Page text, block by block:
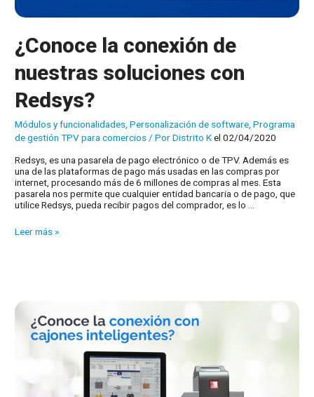
¿Conoce la conexión de
nuestras soluciones con
Redsys?
Módulos y funcionalidades ,Personalización de software ,Programa
de gestión TPV para comercios / PorDistrito Kel 02/04/2020
Redsys, es una pasarela de pago electrónico o de TPV. Además es
una de las plataformas de pago más usadas en las compras por
internet, procesando más de 6 millones de compras al mes. Esta
pasarela nos permite que cualquier entidad bancaria o de pago, que
utilice Redsys, pueda recibir pagos del comprador, es lo …
¿Conoce
Redsys?
Leer más »